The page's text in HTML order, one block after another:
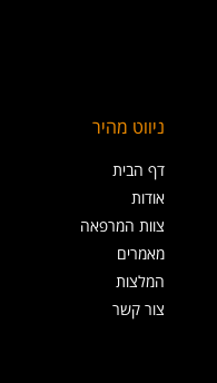
ניווט מהיר
דף הבית
אודות
צוות המרפאה
מאמרים
המלצות
צור קשר